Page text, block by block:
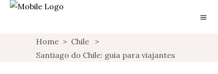
Home > Chile
>
Santiago do Chile: guia para viajantes